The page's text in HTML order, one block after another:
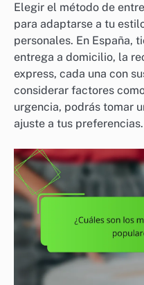
Elegir el método de
para adaptarse a tu
personales. En España,
entrega a domicilio, la
express, cada una con
considerar factores
urgencia, podrás tomar
ajuste a tus preferencias.